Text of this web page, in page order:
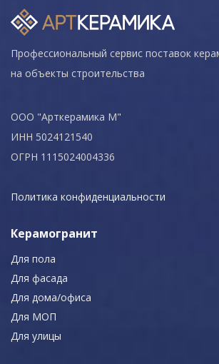
Профессиональный сервис поставок
на объекты строительства
ООО "Арткерамика М"
ИНН 5024121540
ОГРН 1115024004336
Политика конфиденциальности
Керамогранит
Для пола
Для фасада
Для дома/офиса
Для МОП
Для улицы